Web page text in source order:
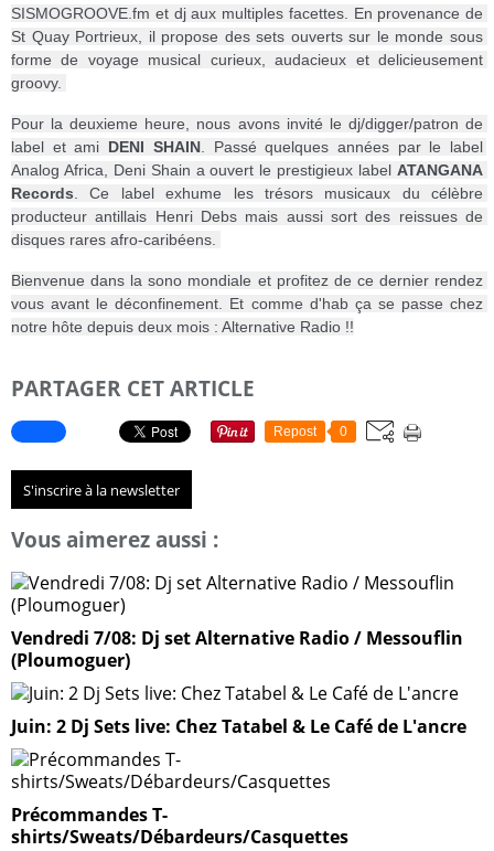
SISMOGROOVE.fm et dj aux multiples facettes. En provenance de
St Quay Portrieux, il propose des sets ouverts sur le monde sous
forme de voyage musical curieux, audacieux et delicieusement
groovy.
Pour la deuxieme heure, nous avons invité le dj/digger/patron de
label et ami DENI SHAIN. Passé quelques années par le label
Analog Africa, Deni Shain a ouvert le prestigieux label ATANGANA
Records . Ce label exhume les trésors musicaux du célèbre
producteur antillais Henri Debs mais aussi sort des reissues de
disques rares afro-caribéens.
Bienvenue dans la sono mondiale et profitez de ce dernier rendez
vous avant le déconfinement. Et comme d'hab ça se passe chez
notre hôte depuis deux mois : Alternative Radio !!
PARTAGER CET ARTICLE
Repost 0
S'inscrire à la newsletter
Vous aimerez aussi :
Vendredi 7/08: Dj set Alternative Radio / Messouflin
(Ploumoguer)
Juin: 2 Dj Sets live: Chez Tatabel & Le Café de L'ancre
Précommandes T-
shirts/Sweats/Débardeurs/Casquettes